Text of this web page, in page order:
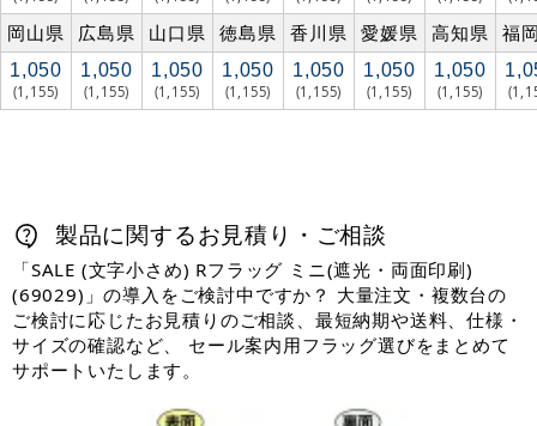
岡山県 広島県 山口県 徳島県 香川県 愛媛県 高知県 福
1,050
(1,155)
1,050
(1,155)
1,050
(1,155)
1,050
(1,155)
1,050
(1,155)
1,050
(1,155)
1,050
(1,155)
製品に関するお見積り・ご相談
「SALE (文字小さめ) Rフラッグ ミニ(遮光・両面印刷)
(69029)」の導入をご検討中ですか？ 大量注文・複数台の
ご検討に応じたお見積りのご相談、最短納期や送料、仕様・
サイズの確認など、 セール案内用フラッグ選びをまとめて
サポートいたします。